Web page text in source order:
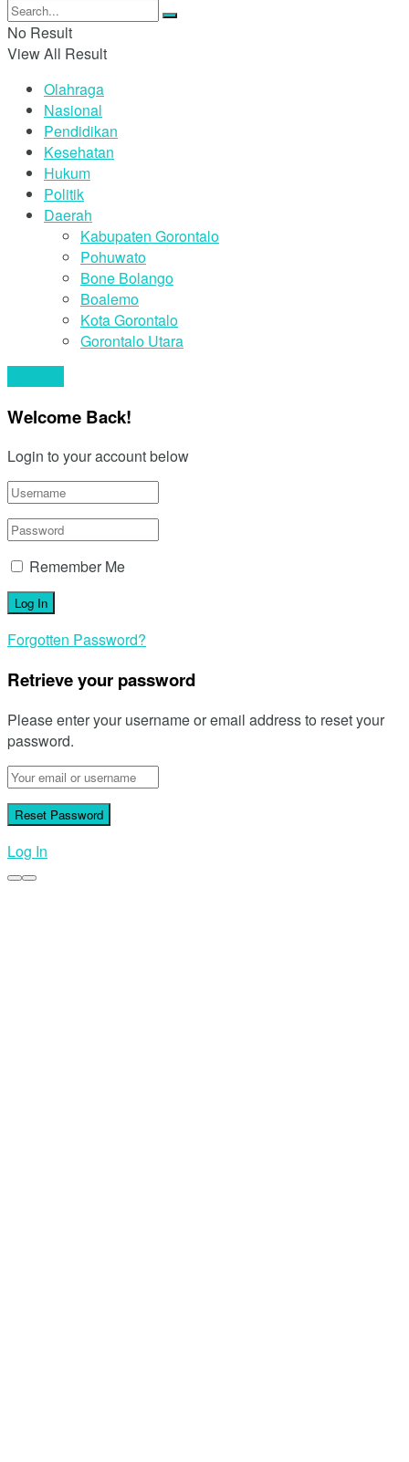
No Result
View All Result
Olahraga
Nasional
Pendidikan
Kesehatan
Hukum
Politik
Daerah
Kabupaten Gorontalo
Pohuwato
Bone Bolango
Boalemo
Kota Gorontalo
Gorontalo Utara
Welcome Back!
Login to your account below
Remember Me
Forgotten Password?
Retrieve your password
Please enter your username or email address to reset your
password.
Log In